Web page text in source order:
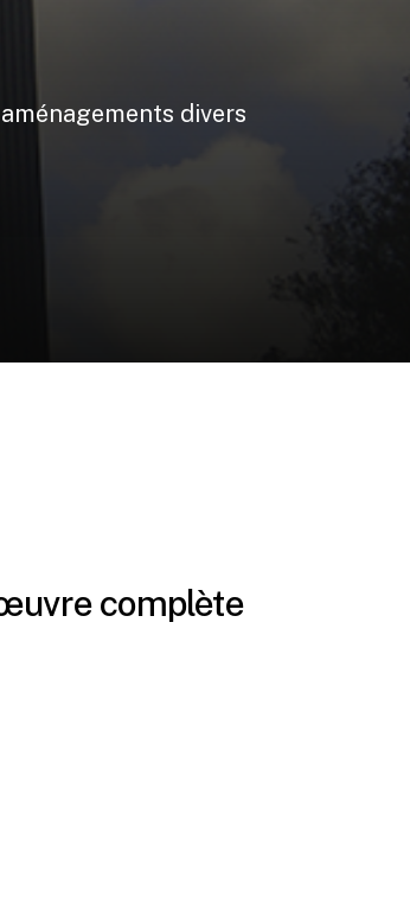
aménagements divers
complète